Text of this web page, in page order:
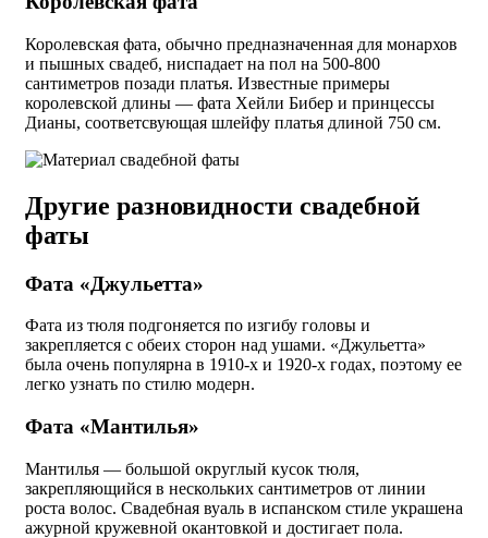
Королевская фата, обычно предназначенная для монархов
и пышных свадеб, ниспадает на пол на 500-800
сантиметров позади платья. Известные примеры
королевской длины — фата Хейли Бибер и принцессы
Дианы, соответсвующая шлейфу платья длиной 750 см.
Другие разновидности свадебной
фаты
Фата «Джульетта»
Фата из тюля подгоняется по изгибу головы и
закрепляется с обеих сторон над ушами. «Джульетта»
была очень популярна в 1910-х и 1920-х годах, поэтому ее
легко узнать по стилю модерн.
Фата «Мантилья»
Мантилья — большой округлый кусок тюля,
закрепляющийся в нескольких сантиметров от линии
роста волос. Свадебная вуаль в испанском стиле украшена
ажурной кружевной окантовкой и достигает пола.